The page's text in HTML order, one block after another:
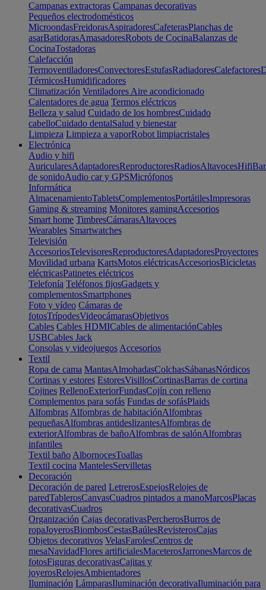
Campanas extractoras Campanas decorativas
Pequeños electrodomésticos
MicroondasFreidorasAspiradoresCafeterasPlanchas de
asarBatidorasAmasadoresRobots de CocinaBalanzas de
CocinaTostadoras
Calefacción
TermoventiladoresConvectoresEstufasRadiadoresCalefactores
TérmicosHumidificadores
Climatización Ventiladores Aire acondicionado
Calentadores de agua Termos eléctricos
Belleza y salud Cuidado de los hombresCuidado
cabelloCuidado dentalSalud y bienestar
Limpieza Limpieza a vaporRobot limpiacristales
Electrónica
Audio y hifi
AuricularesAdaptadoresReproductoresRadiosAltavocesHifi
de sonidoAudio car y GPSMicrófonos
Informática
AlmacenamientoTabletsComplementosPortátilesImpresoras
Gaming & streaming Monitores gamingAccesorios
Smart home TimbresCámarasAltavoces
Wearables Smartwatches
Televisión
AccesoriosTelevisoresReproductoresAdaptadoresProyectores
Movilidad urbana KartsMotos eléctricasAccesoriosBicicletas
eléctricasPatinetes eléctricos
Telefonía Teléfonos fijosGadgets y
complementosSmartphones
Foto y vídeo Cámaras de
fotosTrípodesVideocámarasObjetivos
Cables Cables HDMICables de alimentaciónCables
USBCables Jack
Consolas y videojuegos Accesorios
Textil
Ropa de cama MantasAlmohadasColchasSábanasNórdicos
Cortinas y estores EstoresVisillosCortinasBarras de cortina
Cojines RellenoExteriorFundasCojín con relleno
Complementos para sofás Fundas de sofásPlaids
Alfombras Alfombras de habitaciónAlfombras
pequeñasAlfombras antideslizantesAlfombras de
exteriorAlfombras de bañoAlfombras de salónAlfombras
infantiles
Textil baño AlbornocesToallas
Textil cocina MantelesServilletas
Decoración
Decoración de pared LetrerosEspejosRelojes de
paredTablerosCanvasCuadros pintados a manoMarcosPlacas
decorativasCuadros
Organización Cajas decorativasPercherosBurros de
ropaJoyerosBiombosCestasBaúlesRevisterosCajas
Objetos decorativos VelasFarolesCentros de
mesaNavidadFlores artificialesMaceterosJarronesMarcos de
fotosFiguras decorativasCajitas y
joyerosRelojesAmbientadores
Iluminación LámparasIluminación decorativaIluminación para